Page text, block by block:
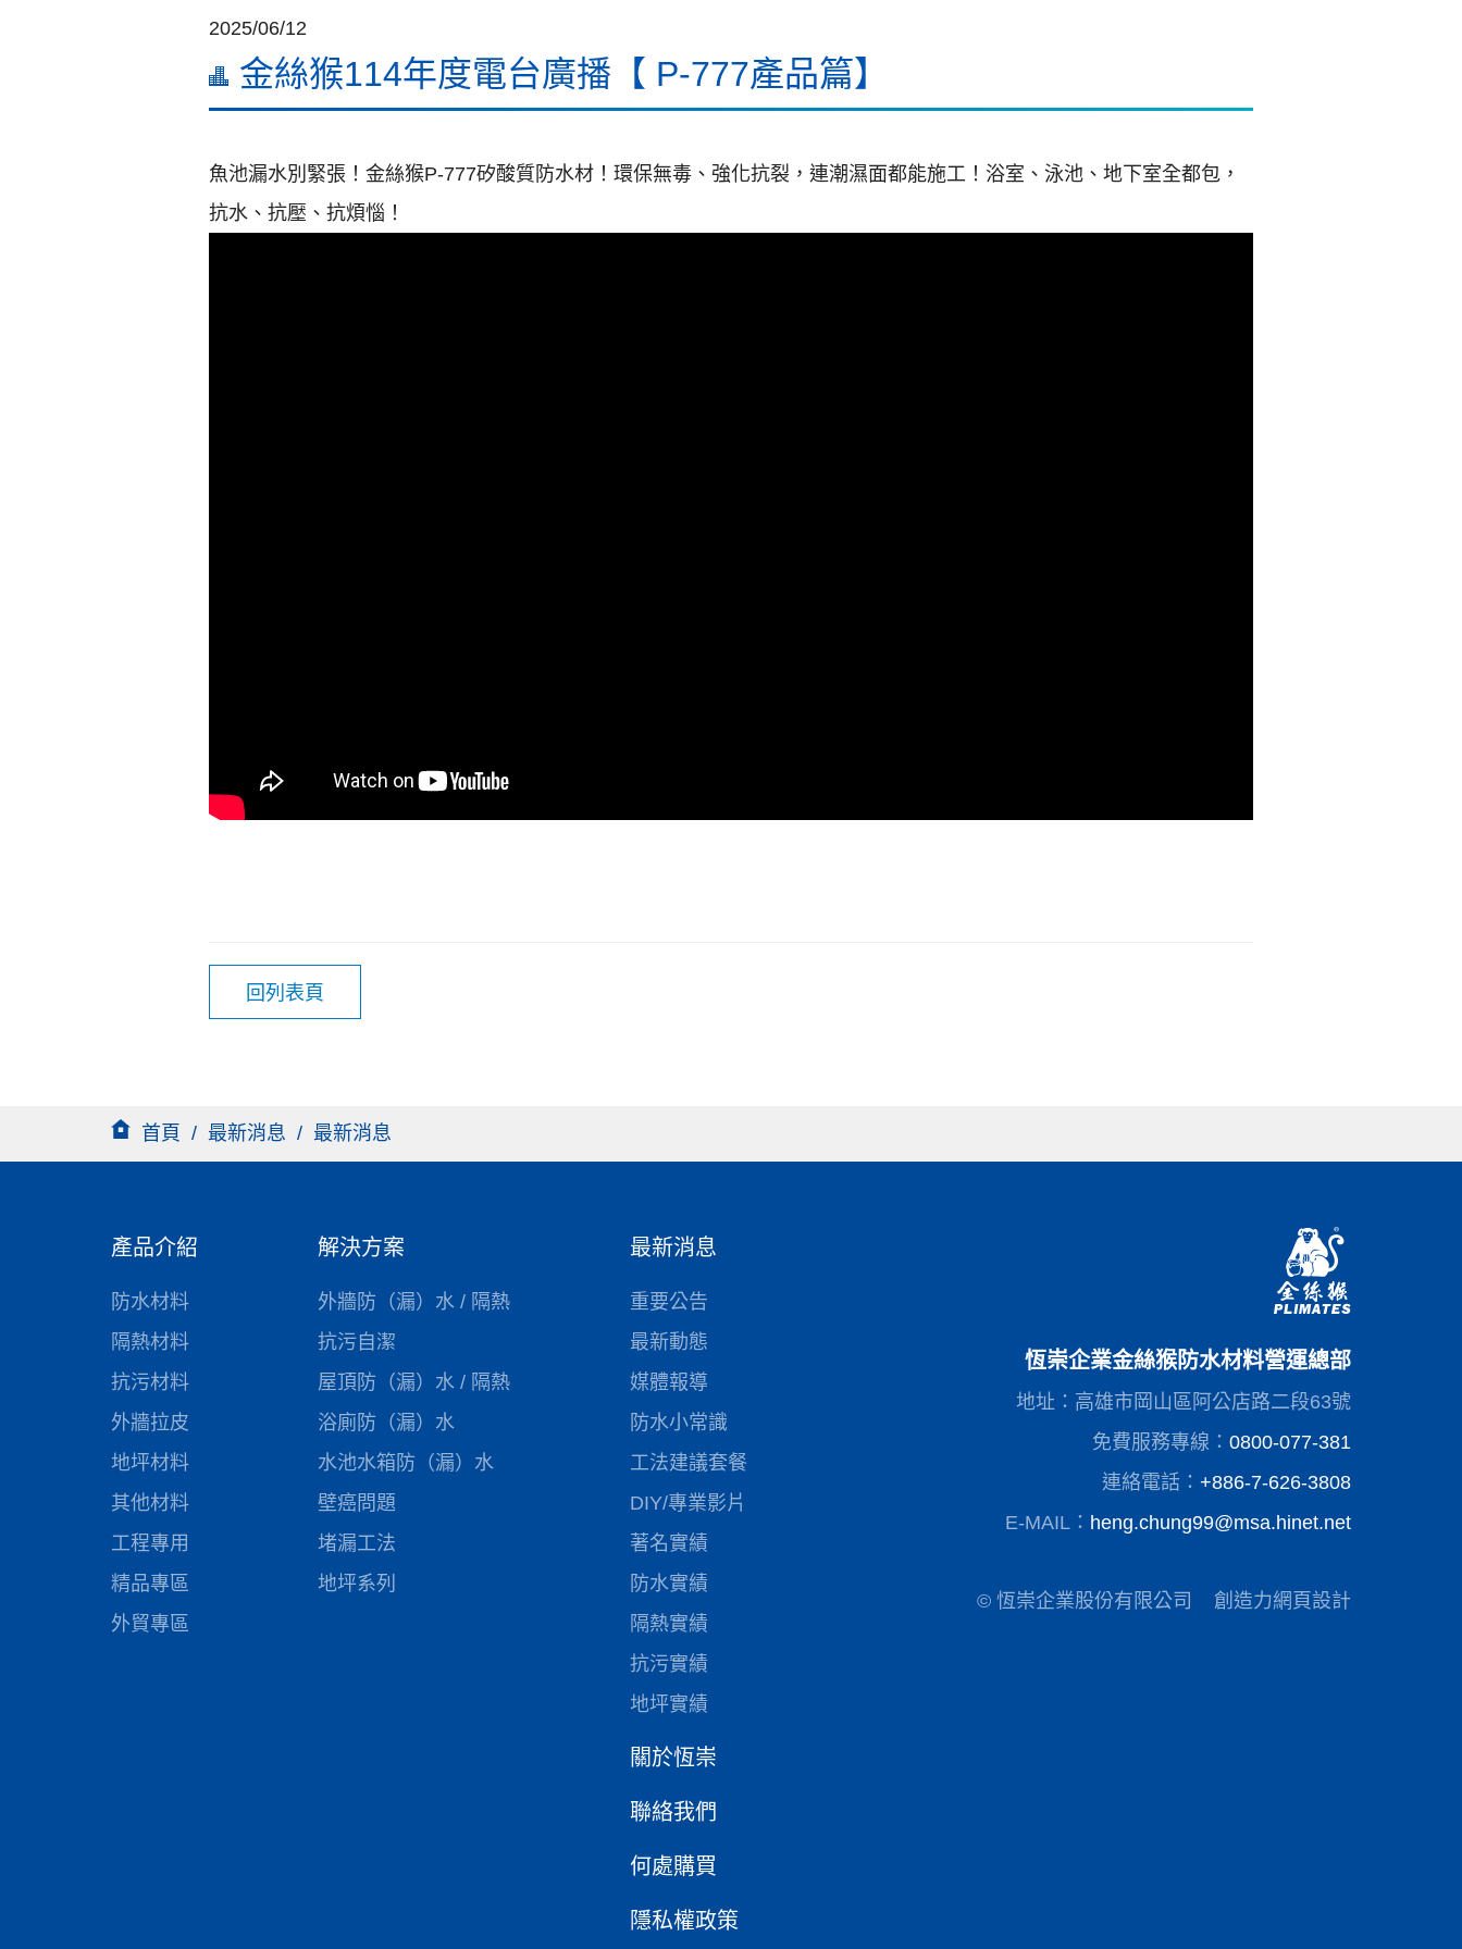
2025/06/12
金絲猴114年度電台廣播【 P-777產品篇】
魚池漏水別緊張！金絲猴P-777矽酸質防水材！環保無毒、強化抗裂，連潮濕面都能施工！浴室、泳池、地下室全都包，
抗水、抗壓、抗煩惱！
回列表頁
首頁 / 最新消息 / 最新消息
產品介紹
防水材料
隔熱材料
抗污材料
外牆拉皮
地坪材料
其他材料
工程專用
精品專區
外貿專區
解決方案
外牆防（漏）水 / 隔熱
抗污自潔
屋頂防（漏）水 / 隔熱
浴廁防（漏）水
水池水箱防（漏）水
壁癌問題
堵漏工法
地坪系列
最新消息
重要公告
最新動態
媒體報導
防水小常識
工法建議套餐
DIY/專業影片
著名實績
防水實績
隔熱實績
抗污實績
地坪實績
關於恆崇
聯絡我們
何處購買
隱私權政策
恆崇企業金絲猴防水材料營運總部
地址：高雄市岡山區阿公店路二段63號
免費服務專線： 0800-077-381
連絡電話： +886-7-626-3808
E-MAIL： heng.chung99@msa.hinet.net
© 恆崇企業股份有限公司 創造力網頁設計